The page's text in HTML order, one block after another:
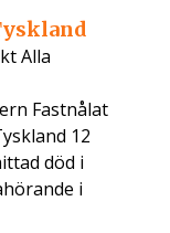
Alla
Fastnålat
12
död i
i